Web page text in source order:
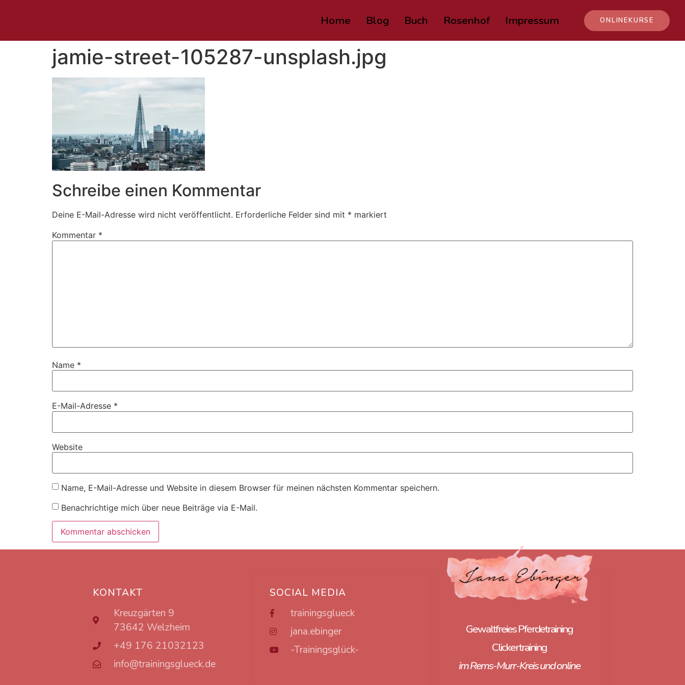
Home Blog Buch Rosenhof Impressum ONLINEKURSE
jamie-street-105287-unsplash.jpg
Schreibe einen Kommentar
Deine E-Mail-Adresse wird nicht veröffentlicht. Erforderliche Felder sind mit * markiert
Kommentar *
Name *
E-Mail-Adresse *
Website
Name, E-Mail-Adresse und Website in diesem Browser für meinen nächsten Kommentar speichern.
Benachrichtige mich über neue Beiträge via E-Mail.
KONTAKT
Kreuzgärten 9
73642 Welzheim
+49 176 21032123
info@trainingsglueck.de
SOCIAL MEDIA
trainingsglueck
jana.ebinger
-Trainingsglück-
Gewaltfreies Pferdetraining
Clickertraining
im Rems-Murr-Kreis und online